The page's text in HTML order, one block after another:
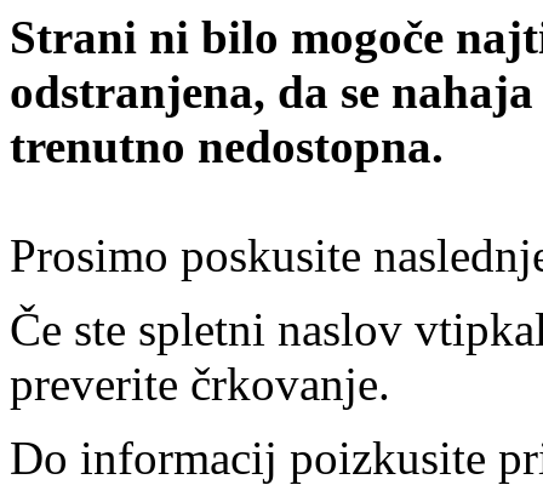
Strani ni bilo mogoče
odstranjena, da se
trenutno nedostopna.
Prosimo poskusite
Če ste spletni naslov
preverite črkovanje.
Do informacij poizkusite